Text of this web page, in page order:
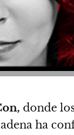
donde
ha